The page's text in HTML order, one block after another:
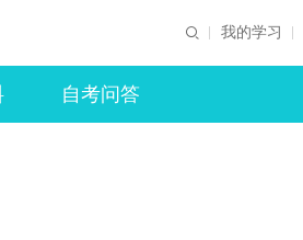
我的学习
自考问答